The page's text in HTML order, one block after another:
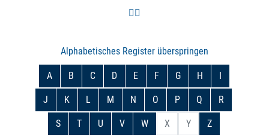
Alphabetisches Register überspringen
A B C D E F G H I
J K L M N O P Q R
S T U V W X Y Z